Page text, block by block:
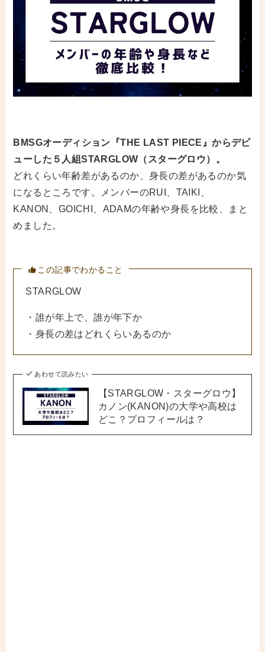
BMSGオーディション『THE LAST PIECE』からデビ
ューした５人組STARGLOW（スターグロウ）。
どれくらい年齢差があるのか、身長の差があるのか気
になるところです。メンバーのRUI、TAIKI、
KANON、GOICHI、ADAMの年齢や身長を比較、まと
めました。
この記事でわかること
STARGLOW
・誰が年上で、誰が年下か
・身長の差はどれくらいあるのか
あわせて読みたい
【STARGLOW・スターグロウ】
カノン(KANON)の大学や高校は
どこ？プロフィールは？